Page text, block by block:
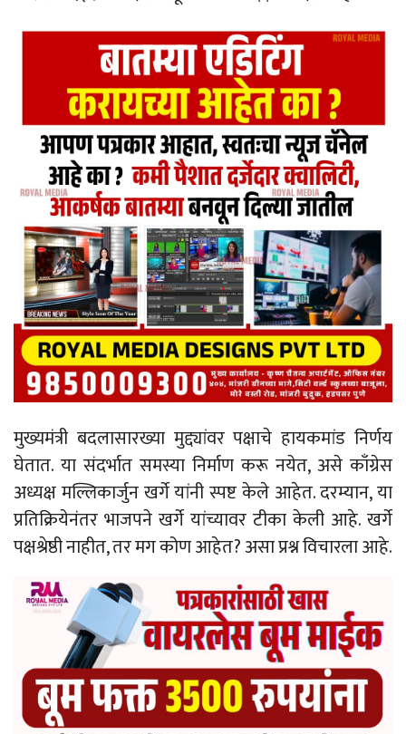
मुख्यमंत्री बदलासारख्या मुद्द्यांवर पक्षाचे हायकमांड निर्णय
घेतात. या संदर्भात समस्या निर्माण करू नयेत, असे काँग्रेस
अध्यक्ष मल्लिकार्जुन खर्गे यांनी स्पष्ट केले आहेत. दरम्यान, या
प्रतिक्रियेनंतर भाजपने खर्गे यांच्यावर टीका केली आहे. खर्गे
पक्षश्रेष्ठी नाहीत, तर मग कोण आहेत? असा प्रश्न विचारला आहे.